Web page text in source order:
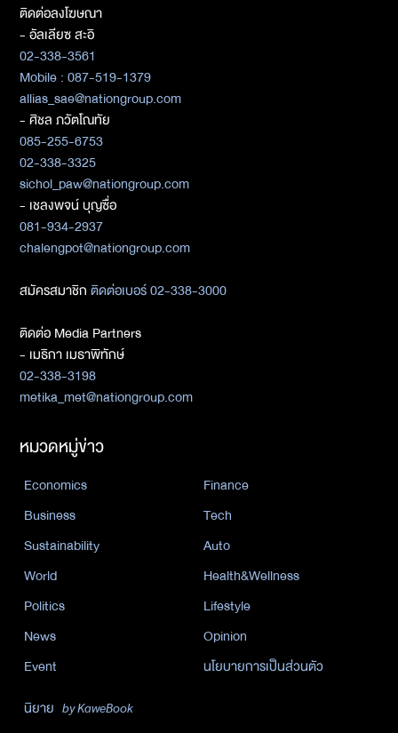
ติดต่อลงโฆษณา
- อัลเลียซ สะอิ
02-338-3561
Mobile : 087-519-1379
allias_sae@nationgroup.com
- ศิชล ภวัตโณทัย
085-255-6753
02-338-3325
sichol_paw@nationgroup.com
- เชลงพจน์ บุญซื่อ
081-934-2937
chalengpot@nationgroup.com
สมัครสมาชิกติดต่อเบอร์ 02-338-3000
ติดต่อ Media Partners
- เมธิกา เมธาพิทักษ์
02-338-3198
metika_met@nationgroup.com
หมวดหมู่ข่าว
Economics
Finance
Business
Tech
Sustainability
Auto
World
Health&Wellness
Politics
Lifestyle
News
Opinion
Event
นโยบายการเป็นส่วนตัว
นิยาย by KaweBook